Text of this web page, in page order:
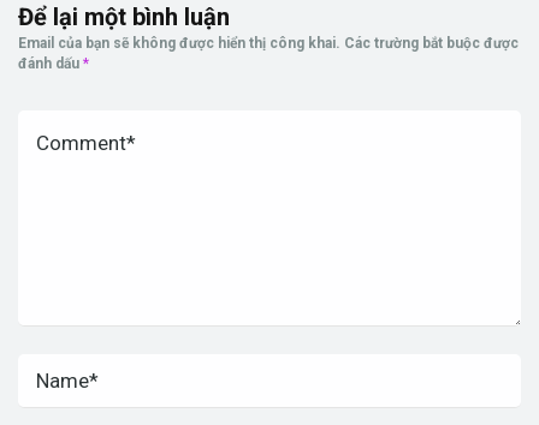
Để lại một bình luận
Email của bạn sẽ không được hiển thị công khai. Các trường bắt buộc được
đánh dấu *